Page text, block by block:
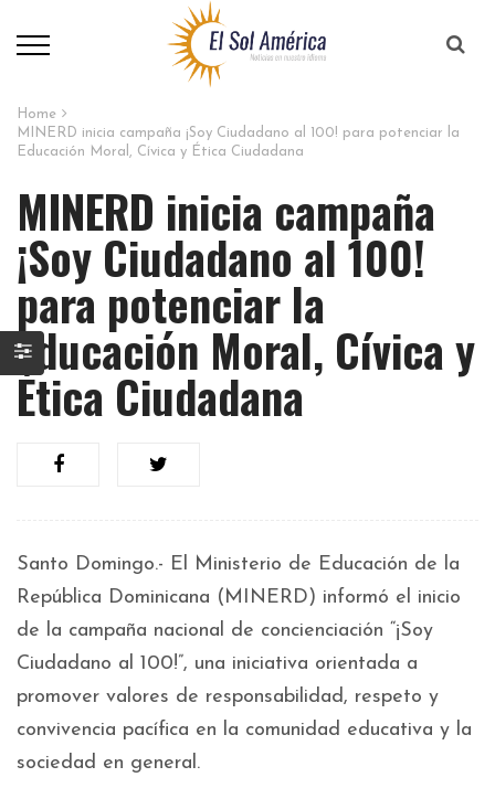
Home
MINERD inicia campaña ¡Soy Ciudadano al 100! para potenciar la
Educación Moral, Cívica y Ética Ciudadana
MINERD inicia campaña
¡Soy Ciudadano al 100!
para potenciar la
Educación Moral, Cívica y
Ética Ciudadana
Santo Domingo.- El Ministerio de Educación de la
República Dominicana (MINERD) informó el inicio
de la campaña nacional de concienciación “¡Soy
Ciudadano al 100!”, una iniciativa orientada a
promover valores de responsabilidad, respeto y
convivencia pacífica en la comunidad educativa y la
sociedad en general.